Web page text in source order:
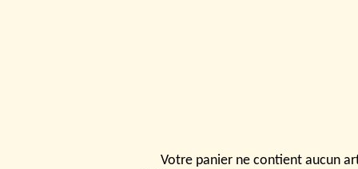
Votre panier ne contient aucun